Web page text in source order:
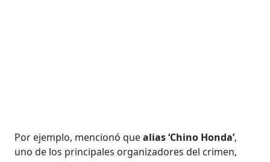
Por ejemplo, mencionó quealias ‘Chino Honda’,
uno de los principales organizadores del crimen,